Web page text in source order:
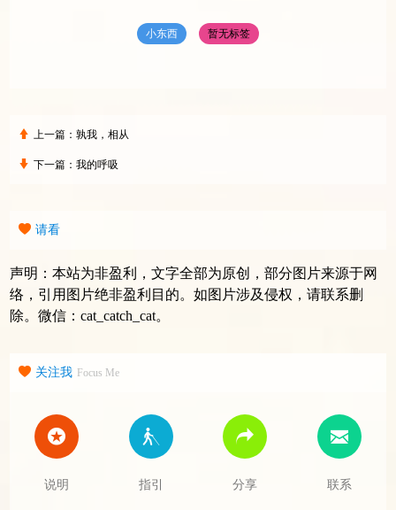
小东西 暂无标签
上一篇：孰我，相从
下一篇：我的呼吸
请看
声明：本站为非盈利，文字全部为原创，部分图片来源于网
络，引用图片绝非盈利目的。如图片涉及侵权，请联系删
除。微信：cat_catch_cat。
关注我 Focus Me
说明 指引 分享 联系